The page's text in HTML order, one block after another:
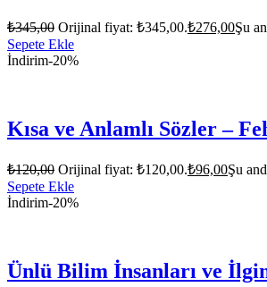
₺345,00 Orijinal fiyat: ₺345,00.₺276,00Şu
Sepete Ekle
İndirim-20%
Kısa ve Anlamlı Sözler –
₺120,00 Orijinal fiyat: ₺120,00.₺96,00Şu
Sepete Ekle
İndirim-20%
Ünlü Bilim İnsanları ve